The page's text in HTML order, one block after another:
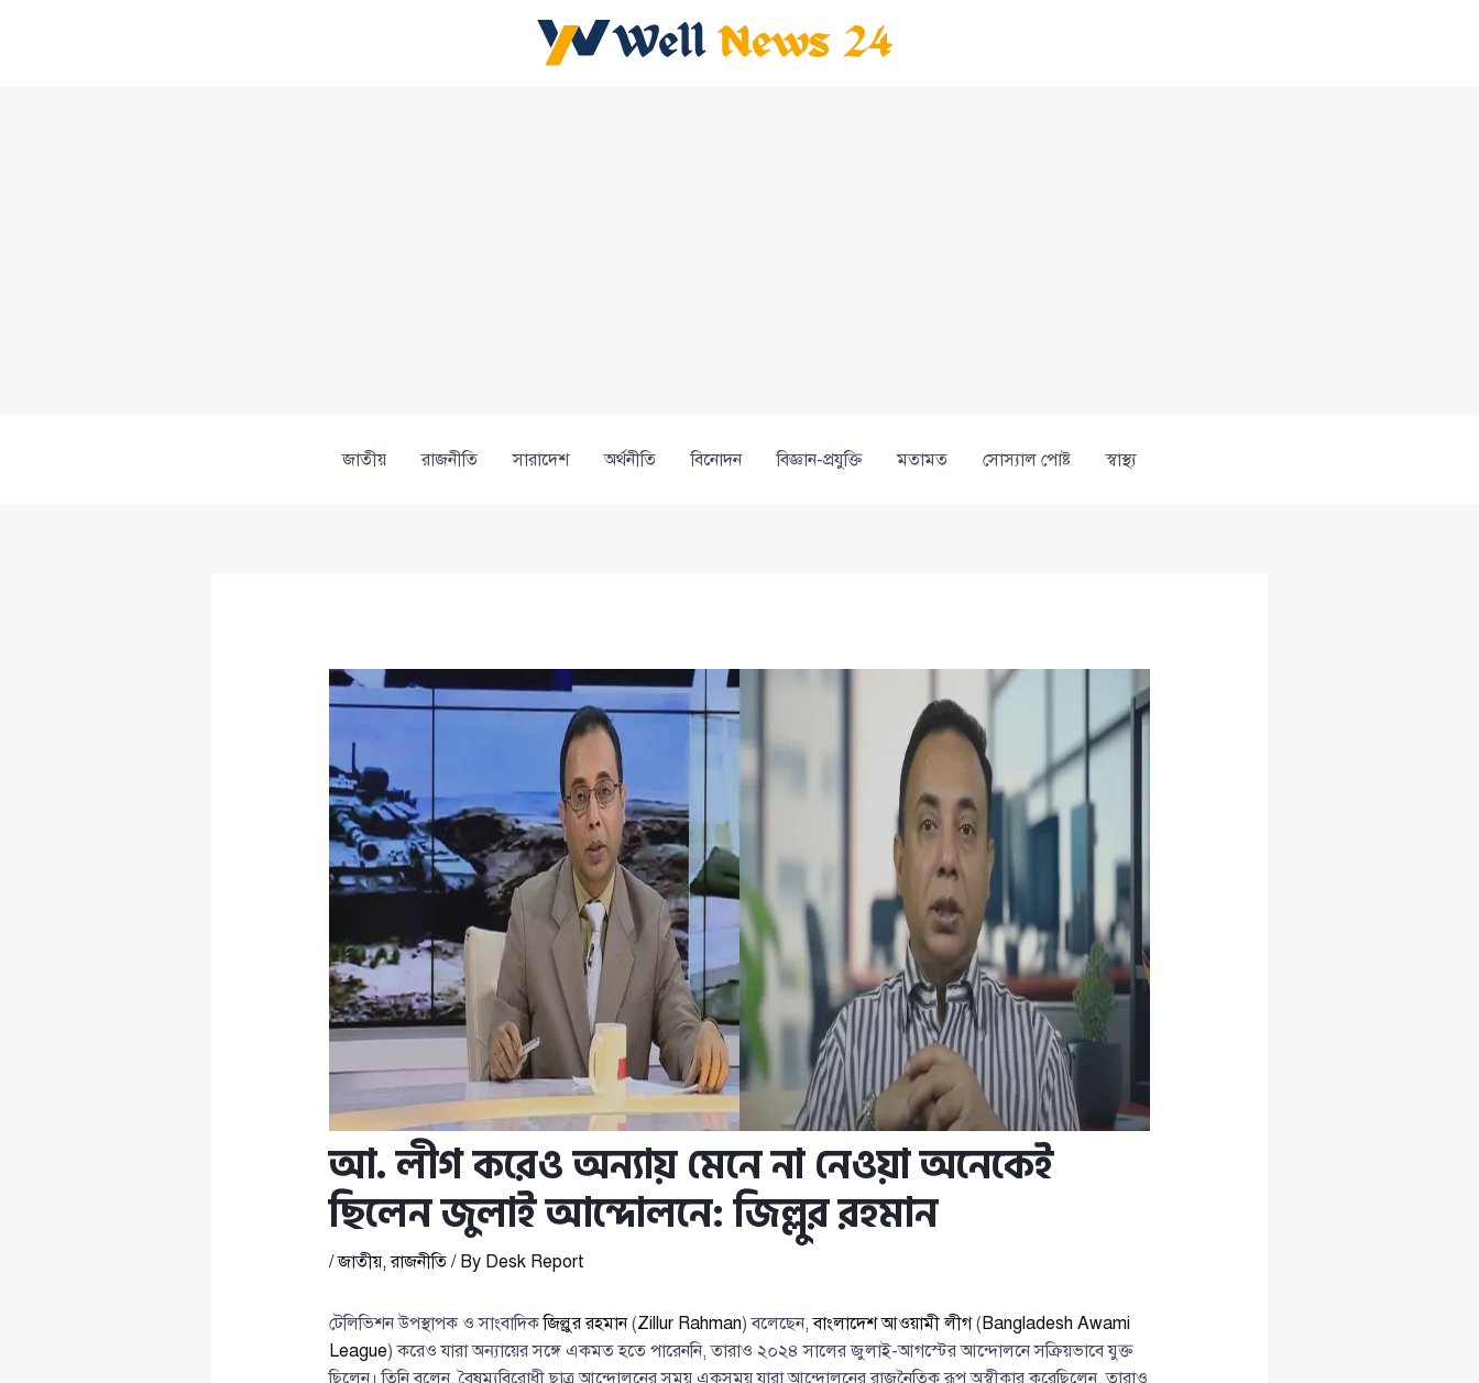
জাতীয় রাজনীতি সারাদেশ অর্থনীতি বিনোদন বিজ্ঞান-প্রযুক্তি মতামত সোস্যাল পোষ্ট স্বাস্থ্য
আ. লীগ করেও অন্যায় মেনে না নেওয়া অনেকেই
ছিলেন জুলাই আন্দোলনে: জিল্লুর রহমান
/জাতীয়,রাজনীতি/ By Desk Report
টেলিভিশন উপস্থাপক ও সাংবাদিকজিল্লুর রহমান(Zillur Rahman) বলেছেন,বাংলাদেশ আওয়ামী লীগ(Bangladesh Awami
League) করেও যারা অন্যায়ের সঙ্গে একমত হতে পারেননি, তারাও ২০২৪ সালের জুলাই-আগস্টের আন্দোলনে সক্রিয়ভাবে যুক্ত
ছিলেন। তিনি বলেন, বৈষম্যবিরোধী ছাত্র আন্দোলনের সময় একসময় যারা আন্দোলনের রাজনৈতিক রূপ অস্বীকার করেছিলেন, তারাও